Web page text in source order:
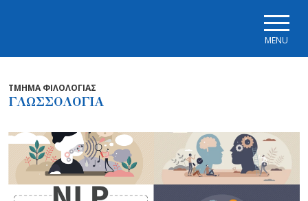
MENU
ΤΜΗΜΑ ΦΙΛΟΛΟΓΙΑΣ
ΓΛΩΣΣΟΛΟΓΙΑ